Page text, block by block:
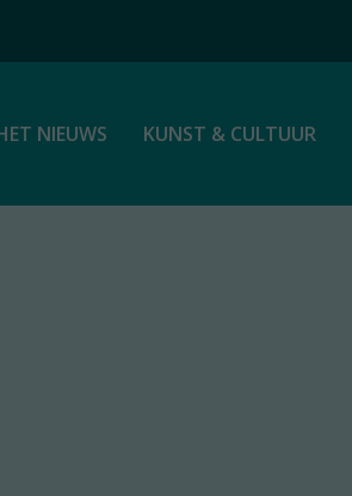
NIEUWS KUNST & CULTUUR